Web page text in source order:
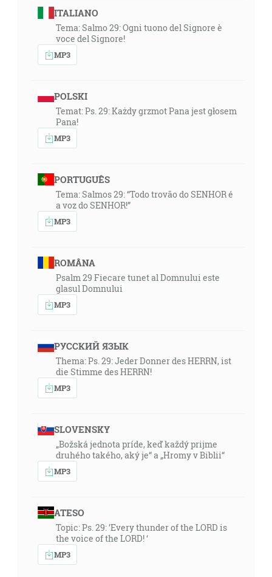
ITALIANO
Tema: Salmo 29: Ogni tuono del Signore è
voce del Signore!
MP3
POLSKI
Temat: Ps. 29: Każdy grzmot Pana jest głosem
Pana!
MP3
PORTUGUÊS
Tema: Salmos 29: “Todo trovão do SENHOR é
a voz do SENHOR!”
MP3
ROMÂNA
Psalm 29 Fiecare tunet al Domnului este
glasul Domnului
MP3
РУССКИЙ ЯЗЫК
Thema: Ps. 29: Jeder Donner des HERRN, ist
die Stimme des HERRN!
MP3
SLOVENSKY
„Božská jednota príde, keď každý prijme
druhého takého, aký je“ a „Hromy v Biblii“
MP3
ATESO
Topic: Ps. 29: ’Every thunder of the LORD is
the voice of the LORD! ‘
MP3